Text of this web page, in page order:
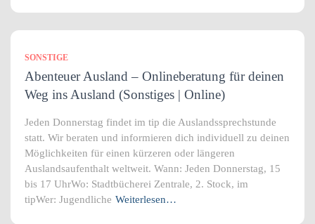
SONSTIGE
Abenteuer Ausland – Onlineberatung für deinen
Weg ins Ausland (Sonstiges | Online)
Jeden Donnerstag findet im tip die Auslandssprechstunde
statt. Wir beraten und informieren dich individuell zu deinen
Möglichkeiten für einen kürzeren oder längeren
Auslandsaufenthalt weltweit. Wann: Jeden Donnerstag, 15
bis 17 UhrWo: Stadtbücherei Zentrale, 2. Stock, im
tipWer: Jugendliche Weiterlesen…